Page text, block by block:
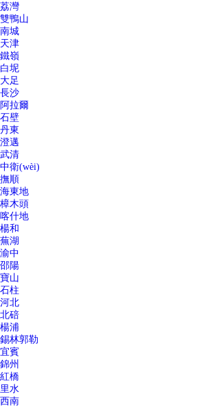
荔灣
雙鴨山
南城
天津
鐵嶺
白坭
大足
長沙
阿拉爾
石壁
丹東
澄邁
武清
中衛(wèi)
撫順
海東地
樟木頭
喀什地
楊和
蕪湖
渝中
邵陽
寶山
石柱
河北
北碚
楊浦
錫林郭勒
宜賓
錦州
紅橋
里水
西南